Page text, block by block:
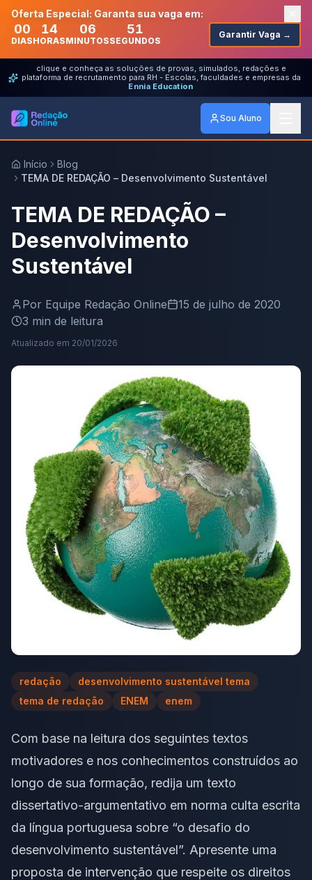
Oferta Especial: Garanta sua vaga em:
00
DIAS
14
HORAS
06
MINUTOS
51
SEGUNDOS
Garantir Vaga →
clique e conheça as soluções de provas, simulados, redações e
plataforma de recrutamento para RH - Escolas, faculdades e empresas da
Ennia Education
Sou Aluno
Início
Blog
TEMA DE REDAÇÃO – Desenvolvimento Sustentável
TEMA DE REDAÇÃO –
Desenvolvimento
Sustentável
Por Equipe Redação Online
15 de julho de 2020
3 min de leitura
Atualizado em 20/01/2026
redação
desenvolvimento sustentável tema
tema de redação
ENEM enem
Com base na leitura dos seguintes textos
motivadores e nos conhecimentos construídos ao
longo de sua formação, redija um texto
dissertativo-argumentativo em norma culta escrita
da língua portuguesa sobre “o desafio do
desenvolvimento sustentável”. Apresente uma
proposta de intervenção que respeite os direitos